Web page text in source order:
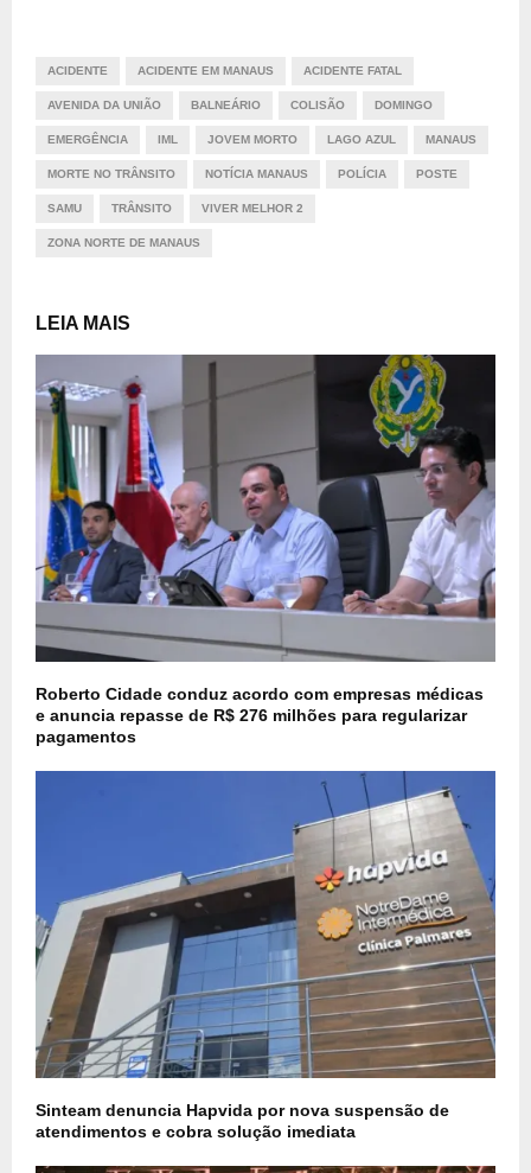
ACIDENTE ACIDENTE EM MANAUS ACIDENTE FATAL
AVENIDA DA UNIÃO BALNEÁRIO COLISÃO DOMINGO
EMERGÊNCIA IML JOVEM MORTO LAGO AZUL MANAUS
MORTE NO TRÂNSITO NOTÍCIA MANAUS POLÍCIA POSTE
SAMU TRÂNSITO VIVER MELHOR 2
ZONA NORTE DE MANAUS
LEIA MAIS
Roberto Cidade conduz acordo com empresas médicas
e anuncia repasse de R$ 276 milhões para regularizar
pagamentos
Sinteam denuncia Hapvida por nova suspensão de
atendimentos e cobra solução imediata